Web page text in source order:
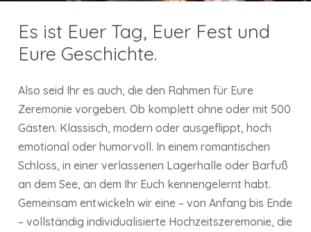
Es ist Euer Tag, Euer Fest und
Eure Geschichte.
Also seid Ihr es auch, die den Rahmen für Eure
Zeremonie vorgeben. Ob komplett ohne oder mit 500
Gästen. Klassisch, modern oder ausgeflippt, hoch
emotional oder humorvoll. In einem romantischen
Schloss, in einer verlassenen Lagerhalle oder Barfuß
an dem See, an dem Ihr Euch kennengelernt habt.
Gemeinsam entwickeln wir eine – von Anfang bis Ende
– vollständig individualisierte Hochzeitszeremonie, die